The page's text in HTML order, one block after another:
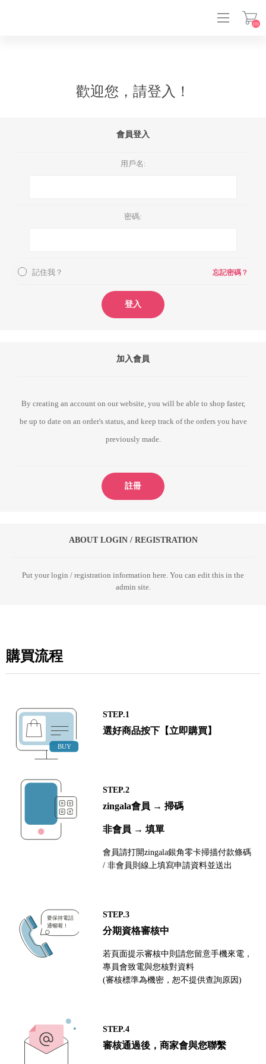
(0)
歡迎您，請登入！
會員登入
用戶名:
密碼:
記住我？ 忘記密碼？
登入
加入會員
By creating an account on our website, you will be able to shop faster,
be up to date on an order's status, and keep track of the orders you have
previously made.
註冊
ABOUT LOGIN / REGISTRATION
Put your login / registration information here. You can edit this in the
admin site.
購買流程
STEP.1
選好商品按下【立即購買】
STEP.2
zingala會員 → 掃碼
非會員 → 填單
會員請打開zingala銀角零卡掃描付款條碼
/ 非會員則線上填寫申請資料並送出
STEP.3
分期資格審核中
若頁面提示審核中則請您留意手機來電，
專員會致電與您核對資料
(審核標準為機密，恕不提供查詢原因)
STEP.4
審核通過後，商家會與您聯繫